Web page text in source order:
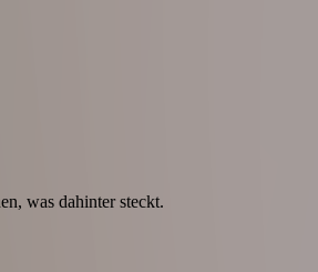
was dahinter steckt.